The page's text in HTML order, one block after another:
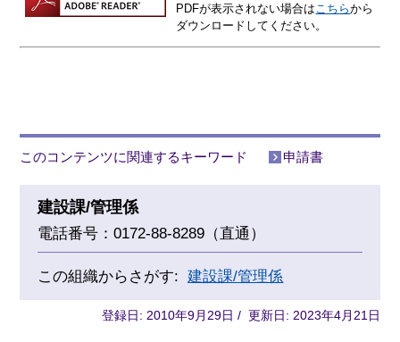
PDFが表示されない場合は こちらから
ダウンロードしてください。
このコンテンツに関連するキーワード 申請書
建設課/管理係
電話番号：0172-88-8289（直通）
この組織からさがす:建設課/管理係
登録日: 2010年9月29日 / 更新日: 2023年4月21日